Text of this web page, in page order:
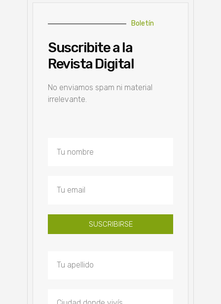
Boletín
Suscribite a la
Revista Digital
No enviamos spam ni material
irrelevante.
SUSCRIBIRSE